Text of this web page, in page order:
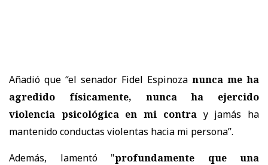
Añadió que “el senador Fidel Espinoza nunca me ha
agredido físicamente, nunca ha ejercido
violencia psicológica en mi contra y jamás ha
mantenido conductas violentas hacia mi persona”.
Además, lamentó "profundamente que una